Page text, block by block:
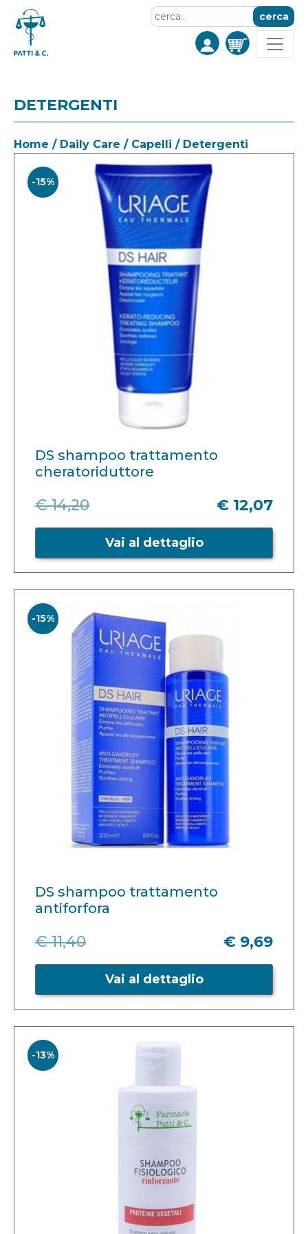
cerca
DETERGENTI
Home / Daily Care / Capelli / Detergenti
-15%
DS shampoo trattamento
cheratoriduttore
€ 14,20 € 12,07
Vai al dettaglio
-15%
DS shampoo trattamento
antiforfora
€ 11,40 € 9,69
Vai al dettaglio
-13%